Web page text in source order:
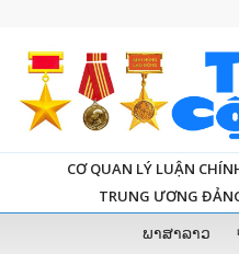
CƠ QUAN LÝ LUẬN
TRUNG ƯƠNG
ພາສາລາວ